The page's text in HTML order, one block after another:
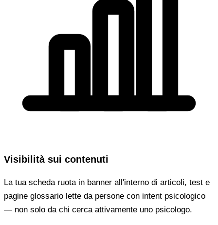
Visibilità sui contenuti
La tua scheda ruota in banner all'interno di articoli, test e
pagine glossario lette da persone con intent psicologico
— non solo da chi cerca attivamente uno psicologo.